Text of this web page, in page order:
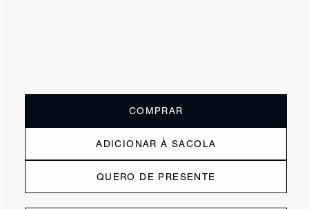
COMPRAR
ADICIONAR À SACOLA
QUERO DE PRESENTE